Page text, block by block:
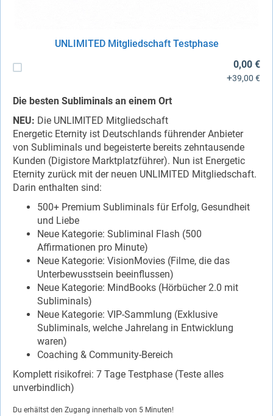
UNLIMITED Mitgliedschaft Testphase
0,00 €
+39,00 €
Die besten Subliminals an einem Ort
NEU: Die UNLIMITED Mitgliedschaft
Energetic Eternity ist Deutschlands führender Anbieter
von Subliminals und begeisterte bereits zehntausende
Kunden (Digistore Marktplatzführer). Nun ist Energetic
Eternity zurück mit der neuen UNLIMITED Mitgliedschaft.
Darin enthalten sind:
500+ Premium Subliminals für Erfolg, Gesundheit
und Liebe
Neue Kategorie: Subliminal Flash (500
Affirmationen pro Minute)
Neue Kategorie: VisionMovies (Filme, die das
Unterbewusstsein beeinflussen)
Neue Kategorie: MindBooks (Hörbücher 2.0 mit
Subliminals)
Neue Kategorie: VIP-Sammlung (Exklusive
Subliminals, welche Jahrelang in Entwicklung
waren)
Coaching & Community-Bereich
Komplett risikofrei: 7 Tage Testphase (Teste alles
unverbindlich)
Du erhältst den Zugang innerhalb von 5 Minuten!